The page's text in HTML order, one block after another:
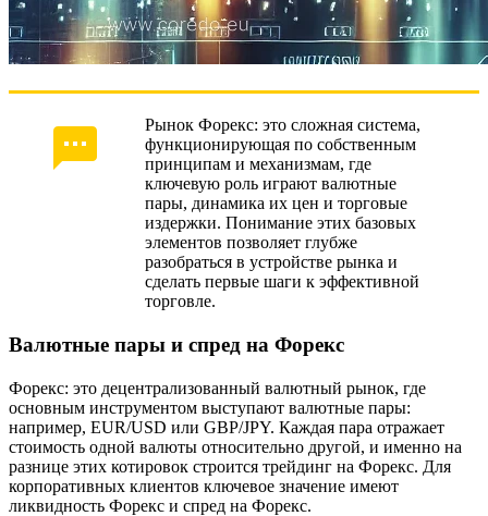
Рынок Форекс: это сложная система,
функционирующая по собственным
принципам и механизмам, где
ключевую роль играют валютные
пары, динамика их цен и торговые
издержки. Понимание этих базовых
элементов позволяет глубже
разобраться в устройстве рынка и
сделать первые шаги к эффективной
торговле.
Валютные пары и спред на Форекс
Форекс: это децентрализованный валютный рынок, где
основным инструментом выступают валютные пары:
например, EUR/USD или GBP/JPY. Каждая пара отражает
стоимость одной валюты относительно другой, и именно на
разнице этих котировок строится трейдинг на Форекс. Для
корпоративных клиентов ключевое значение имеют
ликвидность Форекс и спред на Форекс.